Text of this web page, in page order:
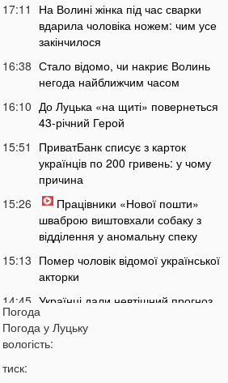
17:11
На Волині жінка під час сварки
вдарила чоловіка ножем: чим усе
закінчилося
16:38 Стало відомо, чи накриє Волинь
негода найближчим часом
16:10 До Луцька «на щиті» повернеться
43-річний Герой
15:51
ПриватБанк списує з карток
українців по 200 гривень: у чому
причина
15:26
Працівники «Нової пошти»
шваброю виштовхали собаку з
відділення у аномальну спеку
15:13 Помер чоловік відомої української
акторки
14:45 Українці дали невтішний прогноз
щодо термінів закінчення війни
14:24 У Луцьку жінка організувала бордель
Погода
Погода у Луцьку
вологість:
тиск: